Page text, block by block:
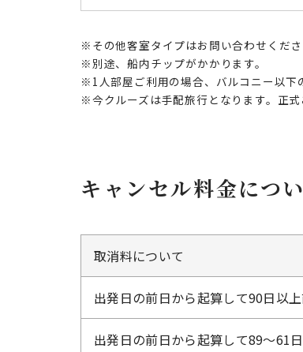
※その他客室タイプはお問い合わせくださ
※別途、船内チップがかかります。
※1人部屋ご利用の場合、バルコニー以下
※今クルーズは手配旅行となります。正
キャンセル料金につ
取消料について
出発日の前日から起算して90日以
出発日の前日から起算して89～61